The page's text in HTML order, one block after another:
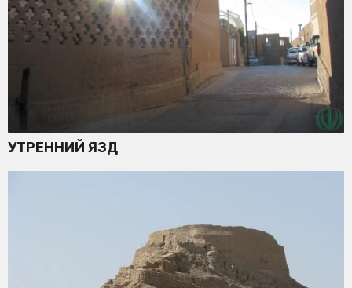
УТРЕННИЙ ЯЗД